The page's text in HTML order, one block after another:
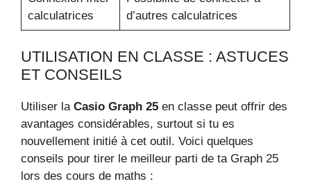
calculatrices
d’autres calculatrices
UTILISATION EN CLASSE : ASTUCES
ET CONSEILS
Utiliser la Casio Graph 25 en classe peut offrir des
avantages considérables, surtout si tu es
nouvellement initié à cet outil. Voici quelques
conseils pour tirer le meilleur parti de ta Graph 25
lors des cours de maths :